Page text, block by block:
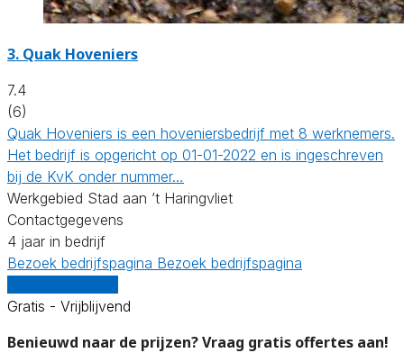
3. Quak Hoveniers
7.4
(6)
Quak Hoveniers is een hoveniersbedrijf met 8 werknemers.
Het bedrijf is opgericht op 01-01-2022 en is ingeschreven
bij de KvK onder nummer…
Werkgebied Stad aan ’t Haringvliet
Contactgegevens
4 jaar in bedrijf
Bezoek bedrijfspagina Bezoek bedrijfspagina
Gratis - Vrijblijvend
Benieuwd naar de prijzen? Vraag gratis offertes aan!